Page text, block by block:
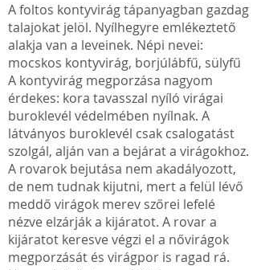
A foltos kontyvirág tápanyagban gazdag
talajokat jelöl. Nyílhegyre emlékeztető
alakja van a leveinek. Népi nevei:
mocskos kontyvirág, borjúlábfű, sülyfű
A kontyvirág megporzása nagyom
érdekes: kora tavasszal nyíló virágai
buroklevél védelmében nyílnak. A
látványos buroklevél csak csalogatást
szolgál, alján van a bejárat a virágokhoz.
A rovarok bejutása nem akadályozott,
de nem tudnak kijutni, mert a felül lévő
meddő virágok merev szőrei lefelé
nézve elzárják a kijáratot. A rovar a
kijáratot keresve végzi el a nővirágok
megporzását és virágpor is ragad rá.